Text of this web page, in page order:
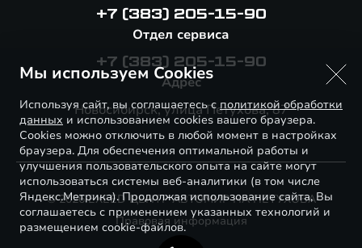
+7 (383) 205-15-90
Отдел сервиса
+7 (383) 205-15-90
Адрес
Новосибирск, улица Петухова, 87
© 2026 EXEED ЦЕНТР АВТОМИР НА ПЕТУХОВА
Правовая информация
Мы используем Cookies
Используя сайт, вы соглашаетесь сполитикой обработки
данных и использованием cookies вашего браузера.
Cookies можно отключить в любой момент в настройках
браузера. Для обеспечения оптимальной работы и
улучшения пользовательского опыта на сайте могут
использоваться системы веб-аналитики (в том числе
Яндекс.Метрика). Продолжая использование сайта, Вы
соглашаетесь с применением указанных технологий и
размещением cookie-файлов.